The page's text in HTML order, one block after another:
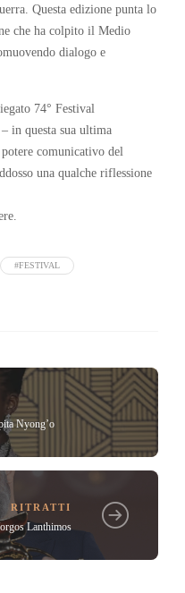
Questa edizione punta lo
che ha colpito il Medio
dialogo e
74° Festival
in questa sua ultima
comunicativo del
una qualche riflessione
#FESTIVAL
Nyong’o
RITRATTI
Lanthimos